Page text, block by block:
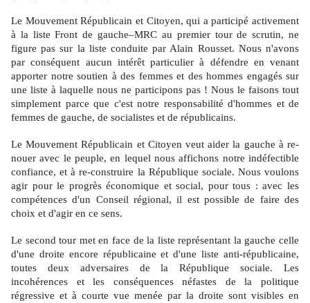
Le Mouvement Républicain et Citoyen, qui a participé activement
à la liste Front de gauche–MRC au premier tour de scrutin, ne
figure pas sur la liste conduite par Alain Rousset. Nous n'avons
par conséquent aucun intérêt particulier à défendre en venant
apporter notre soutien à des femmes et des hommes engagés sur
une liste à laquelle nous ne participons pas ! Nous le faisons tout
simplement parce que c'est notre responsabilité d'hommes et de
femmes de gauche, de socialistes et de républicains.
Le Mouvement Républicain et Citoyen veut aider la gauche à re-
nouer avec le peuple, en lequel nous affichons notre indéfectible
confiance, et à re-construire la République sociale. Nous voulons
agir pour le progrès économique et social, pour tous : avec les
compétences d'un Conseil régional, il est possible de faire des
choix et d'agir en ce sens.
Le second tour met en face de la liste représentant la gauche celle
d'une droite encore républicaine et d'une liste anti-républicaine,
toutes deux adversaires de la République sociale. Les
incohérences et les conséquences néfastes de la politique
régressive et à courte vue menée par la droite sont visibles en